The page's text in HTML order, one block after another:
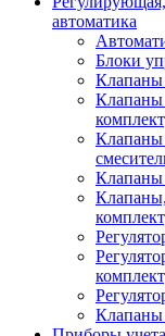
автоматика
Блоки
Клапаны
Клапаны
Клапаны
Клапаны
Клапаны